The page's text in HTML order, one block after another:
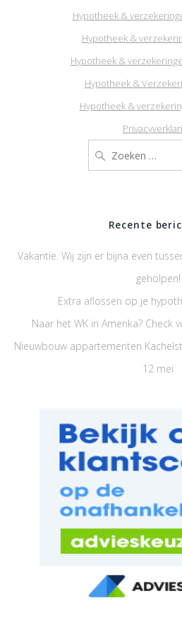
Hypotheek &
Hypotheek &
Hypotheek &
Hypotheek &
Hypotheek &
naar:
Recente
Vakantie. Wij zijn er bijna even
geholpen!
Extra aflossen op je
Naar het WK in Amerika? Check
Nieuwbouw appartementen
12 mei